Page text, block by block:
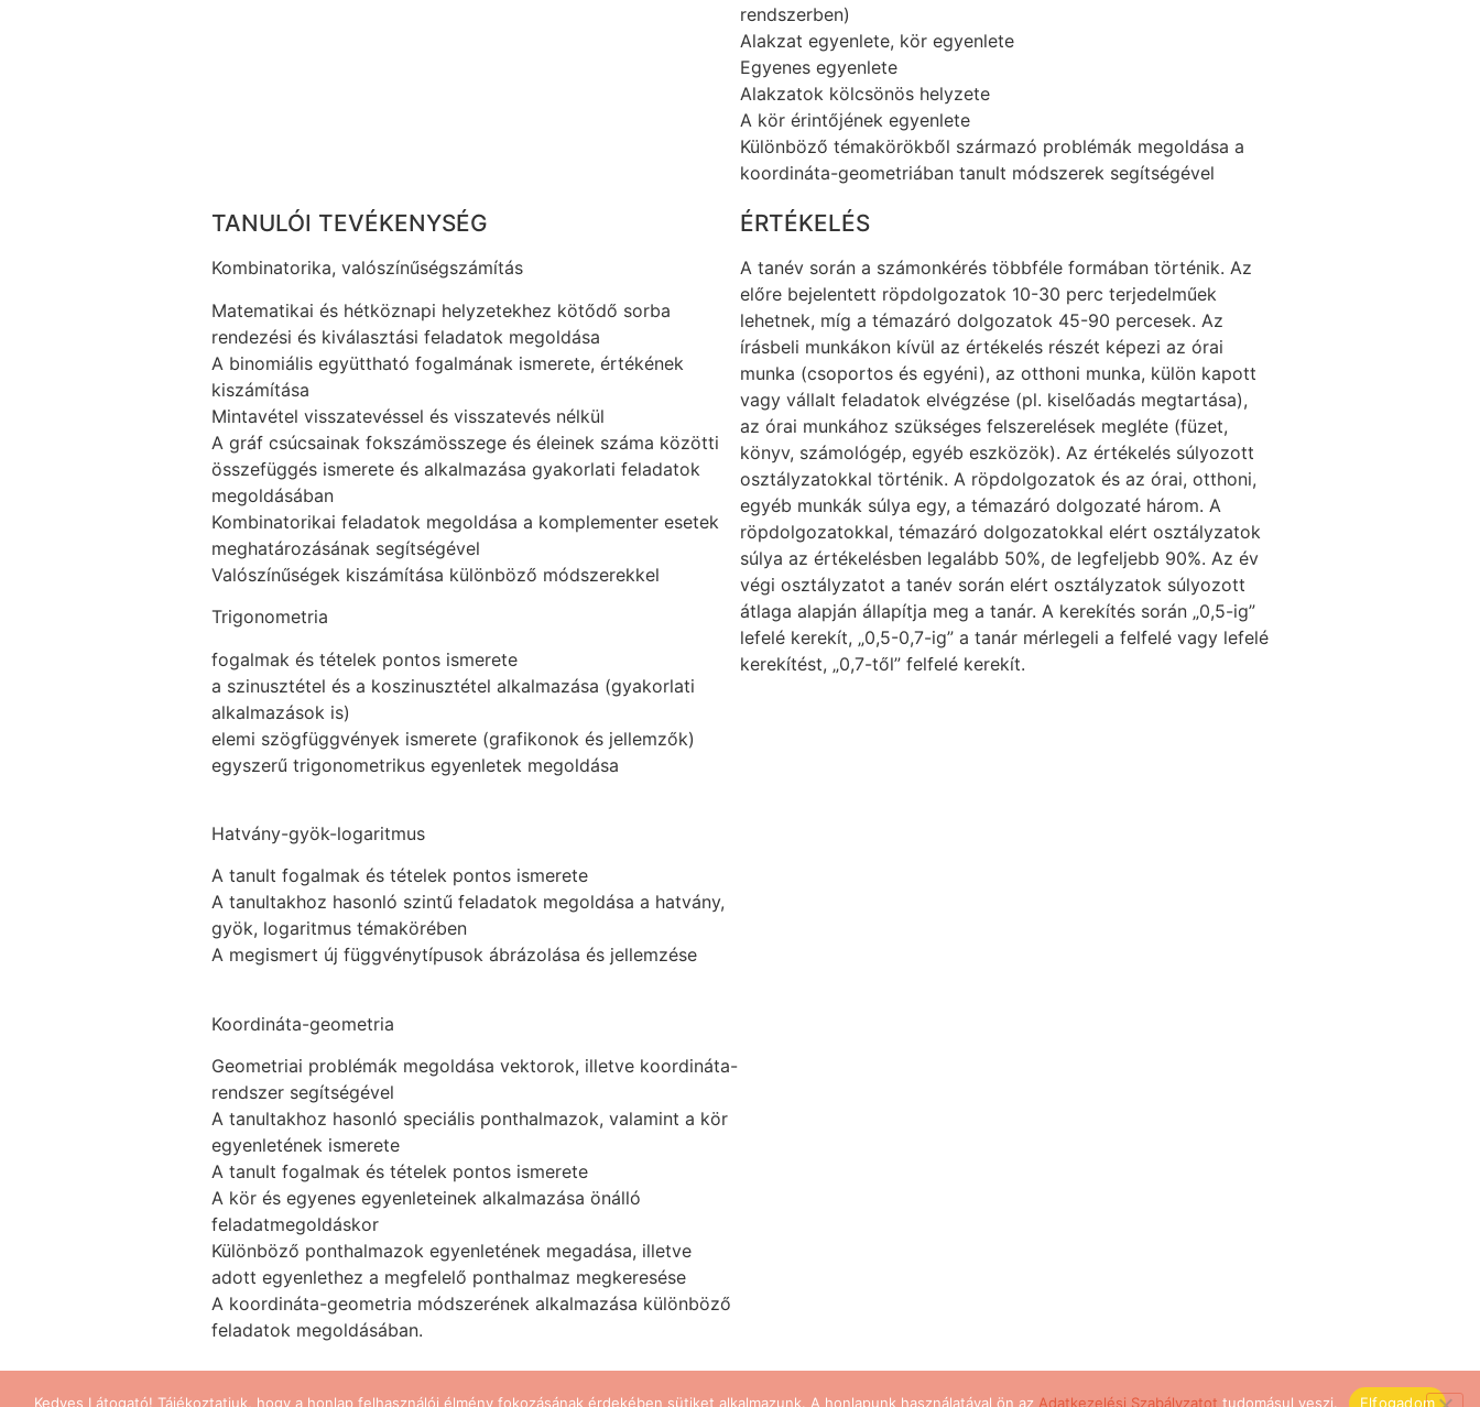
rendszerben)
Alakzat egyenlete, kör egyenlete
Egyenes egyenlete
Alakzatok kölcsönös helyzete
A kör érintőjének egyenlete
Különböző témakörökből származó problémák megoldása a
koordináta-geometriában tanult módszerek segítségével
TANULÓI TEVÉKENYSÉG
Kombinatorika, valószínűségszámítás
Matematikai és hétköznapi helyzetekhez kötődő sorba
rendezési és kiválasztási feladatok megoldása
A binomiális együttható fogalmának ismerete, értékének
kiszámítása
Mintavétel visszatevéssel és visszatevés nélkül
A gráf csúcsainak fokszámösszege és éleinek száma közötti
összefüggés ismerete és alkalmazása gyakorlati feladatok
megoldásában
Kombinatorikai feladatok megoldása a komplementer esetek
meghatározásának segítségével
Valószínűségek kiszámítása különböző módszerekkel
Trigonometria
fogalmak és tételek pontos ismerete
a szinusztétel és a koszinusztétel alkalmazása (gyakorlati
alkalmazások is)
elemi szögfüggvények ismerete (grafikonok és jellemzők)
egyszerű trigonometrikus egyenletek megoldása
Hatvány-gyök-logaritmus
A tanult fogalmak és tételek pontos ismerete
A tanultakhoz hasonló szintű feladatok megoldása a hatvány,
gyök, logaritmus témakörében
A megismert új függvénytípusok ábrázolása és jellemzése
Koordináta-geometria
Geometriai problémák megoldása vektorok, illetve koordináta-
rendszer segítségével
A tanultakhoz hasonló speciális ponthalmazok, valamint a kör
egyenletének ismerete
A tanult fogalmak és tételek pontos ismerete
A kör és egyenes egyenleteinek alkalmazása önálló
feladatmegoldáskor
Különböző ponthalmazok egyenletének megadása, illetve
adott egyenlethez a megfelelő ponthalmaz megkeresése
A koordináta-geometria módszerének alkalmazása különböző
feladatok megoldásában.
ÉRTÉKELÉS
A tanév során a számonkérés többféle formában történik. Az
előre bejelentett röpdolgozatok 10-30 perc terjedelműek
lehetnek, míg a témazáró dolgozatok 45-90 percesek. Az
írásbeli munkákon kívül az értékelés részét képezi az órai
munka (csoportos és egyéni), az otthoni munka, külön kapott
vagy vállalt feladatok elvégzése (pl. kiselőadás megtartása),
az órai munkához szükséges felszerelések megléte (füzet,
könyv, számológép, egyéb eszközök). Az értékelés súlyozott
osztályzatokkal történik. A röpdolgozatok és az órai, otthoni,
egyéb munkák súlya egy, a témazáró dolgozaté három. A
röpdolgozatokkal, témazáró dolgozatokkal elért osztályzatok
súlya az értékelésben legalább 50%, de legfeljebb 90%. Az év
végi osztályzatot a tanév során elért osztályzatok súlyozott
átlaga alapján állapítja meg a tanár. A kerekítés során „0,5-ig”
lefelé kerekít, „0,5-0,7-ig” a tanár mérlegeli a felfelé vagy lefelé
kerekítést, „0,7-től” felfelé kerekít.
Kedves Látogató! Tájékoztatjuk, hogy a honlap felhasználói élmény fokozásának érdekében sütiket alkalmazunk. A honlapunk használatával ön az Adatkezelési Szabályzatot tudomásul veszi. Elfogadom